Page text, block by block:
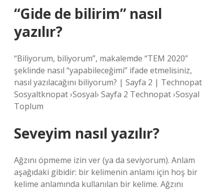
“Gide de bilirim” nasıl
yazılır?
“Biliyorum, biliyorum”, makalemde “TEM 2020”
şeklinde nasıl “yapabileceğimi” ifade etmelisiniz,
nasıl yazılacağını biliyorum? | Sayfa 2 | Technopat
Sosyaltknopat ›Sosyal› Sayfa 2 Technopat ›Sosyal
Toplum
Seveyim nasıl yazılır?
Ağzını öpmeme izin ver (ya da seviyorum). Anlam
aşağıdaki gibidir: bir kelimenin anlamı için hoş bir
kelime anlamında kullanılan bir kelime. Ağzını